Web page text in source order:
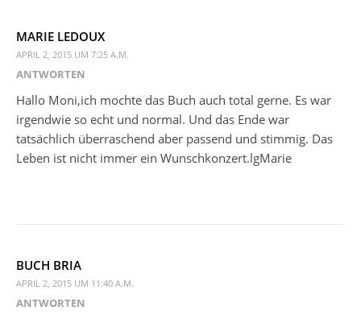
MARIE LEDOUX
APRIL 2, 2015 UM 7:25 A.M.
ANTWORTEN
Hallo Moni,ich mochte das Buch auch total gerne. Es war
irgendwie so echt und normal. Und das Ende war
tatsächlich überraschend aber passend und stimmig. Das
Leben ist nicht immer ein Wunschkonzert.lgMarie
BUCH BRIA
APRIL 2, 2015 UM 11:40 A.M.
ANTWORTEN